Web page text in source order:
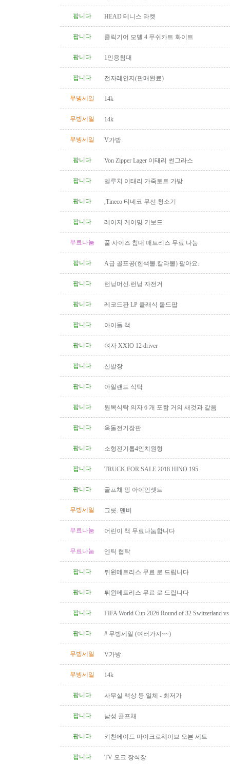
팝니다 HEAD 테니스 라켓
팝니다 클릭기어 모델 4 푸쉬카트 화이트
팝니다 1인용침대
팝니다 전자레인지(판매완료)
무빙세일 14k
무빙세일 14k
무빙세일 V가방
팝니다 Von Zipper Lager 이태리 썬그라스
팝니다 벨루치 이태리 가죽토트 가방
팝니다 ,Tineco 티네코 무선 청소기
팝니다 레이저 게이밍 키보드
무료나눔 풀 사이즈 침대 매트리스 무료 나눔
팝니다 A급 골프공(힌색볼.칼라볼) 팔아요.
팝니다 런닝머신.런닝 자전거
팝니다 레코드판 LP 클래식 올드팝
팝니다 아이들 책
팝니다 여자 XXIO 12 driver
팝니다 신발장
팝니다 아일랜드 식탁
팝니다 원목식탁 의자 6 개 포함 거의 새것과 같음
팝니다 옥돌전기장판
팝니다 소형전기톱4인치원형
팝니다 TRUCK FOR SALE 2018 HINO 195
팝니다 골프채 핑 아이언셋트
무빙세일 그릇. 덴비
무료나눔 어린이 책 무료나눔합니다
무료나눔 엔틱 협탁
팝니다 튀윈메트리스 무료 로 드립니다
팝니다 튀윈메트리스 무료 로 드립니다
팝니다
FIFA World Cup 2026 Round of 32 Switzerland
팝니다
# 무빙세일 (여러가지~~)
무빙세일 V가방
무빙세일 14k
팝니다 사무실 책상 등 일체 - 최저가
팝니다 남성 골프채
팝니다 키친에이드 마이크로웨이브 오븐 세트
팝니다 TV 오크 장식장